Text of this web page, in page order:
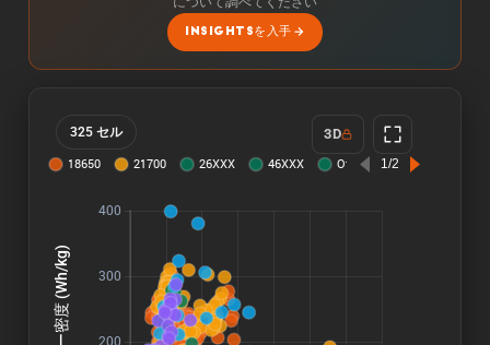
INSIGHTSを入手
325 セル 3D